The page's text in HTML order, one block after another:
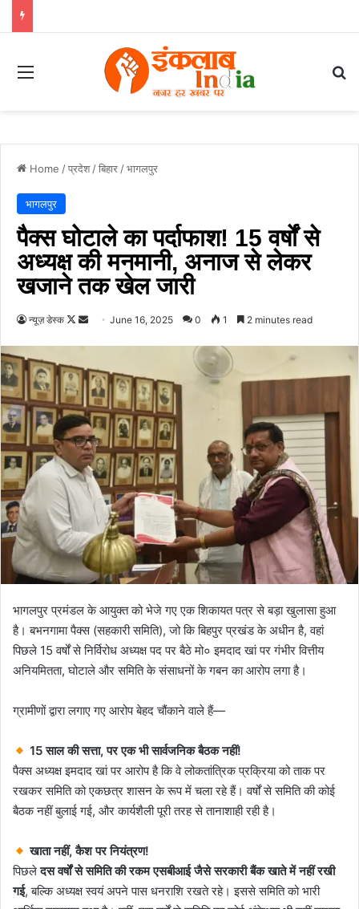
Menu
Home /प्रदेश /बिहार /भागलपुर
भागलपुर
पैक्स घोटाले का पर्दाफाश! 15 वर्षों से
अध्यक्ष की मनमानी, अनाज से लेकर
खजाने तक खेल जारी
न्यूज़ डेस्क
Follow
Send June 16, 2025 0 1 2 minutes read
भागलपुर प्रमंडल के आयुक्त को भेजे गए एक शिकायत पत्र से बड़ा खुलासा हुआ
है। बभनगामा पैक्स (सहकारी समिति), जो कि बिहपुर प्रखंड के अधीन है, वहां
पिछले 15 वर्षों से निर्विरोध अध्यक्ष पद पर बैठे मो० इमदाद खां पर गंभीर वित्तीय
अनियमितता, घोटाले और समिति के संसाधनों के गबन का आरोप लगा है।
ग्रामीणों द्वारा लगाए गए आरोप बेहद चौंकाने वाले हैं—
15 साल की सत्ता, पर एक भी सार्वजनिक बैठक नहीं!
पैक्स अध्यक्ष इमदाद खां पर आरोप है कि वे लोकतांत्रिक प्रक्रिया को ताक पर
रखकर समिति को एकछत्र शासन के रूप में चला रहे हैं। वर्षों से समिति की कोई
बैठक नहीं बुलाई गई, और कार्यशैली पूरी तरह से तानाशाही रही है।
खाता नहीं, कैश पर नियंत्रण!
पिछलेदस वर्षों से समिति की रकम एसबीआई जैसे सरकारी बैंक खाते में नहीं रखी
गई, बल्कि अध्यक्ष स्वयं अपने पास धनराशि रखते रहे। इससे समिति को भारी